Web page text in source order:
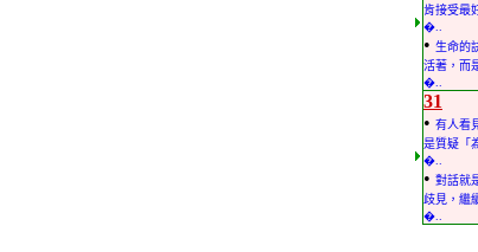
肯接受最
�..
• 生命的
活著，而
�..
31
• 有人看
是質疑「
�..
• 對話就
歧見，繼
�..